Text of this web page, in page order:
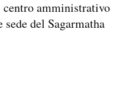
centro amministrativo
del Sagarmatha